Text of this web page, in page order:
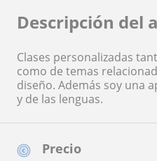
Precio
Descripción del
Clases personalizadas
como de temas
diseño. Además soy una
y de las lenguas.